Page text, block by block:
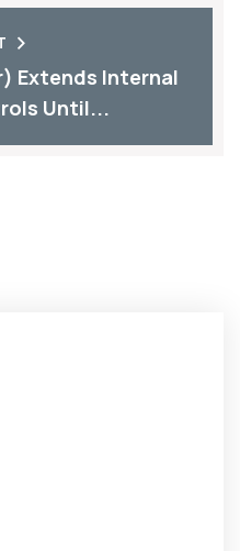
Extends Internal
Until...